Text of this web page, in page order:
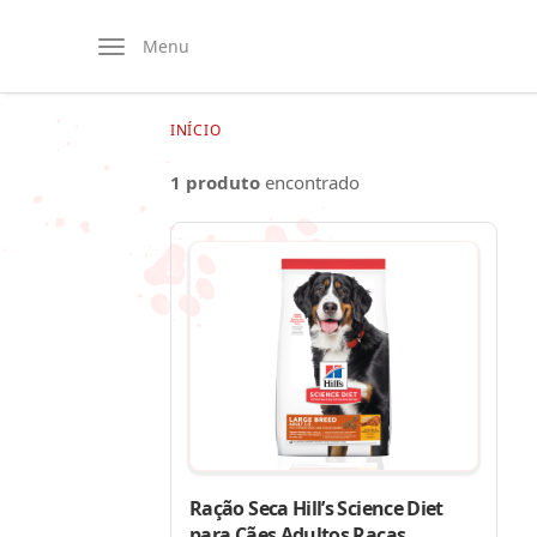
Menu
INÍCIO
1 produto encontrado
Ração Seca Hill’s Science Diet